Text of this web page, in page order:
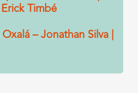
Timbé
– Jonathan Silva |